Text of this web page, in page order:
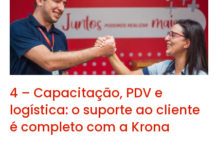
4 – Capacitação, PDV e
logística: o suporte ao cliente
é completo com a Krona